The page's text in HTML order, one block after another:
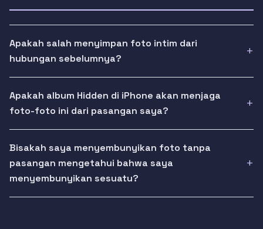
Apakah salah menyimpan foto intim dari
hubungan sebelumnya?
Apakah album Hidden di iPhone akan menjaga
foto-foto ini dari pasangan saya?
Bisakah saya menyembunyikan foto tanpa
pasangan mengetahui bahwa saya
menyembunyikan sesuatu?